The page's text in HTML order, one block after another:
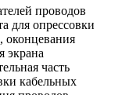
проводов
для опрессовки
оконцевания
экрана
часть
кабельных